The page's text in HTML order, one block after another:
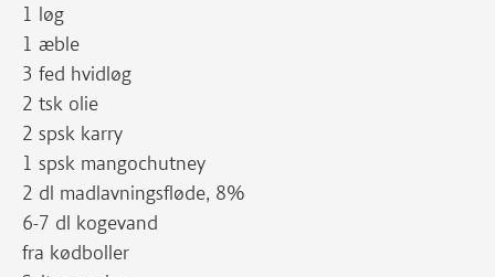
1 løg
1 æble
3 fed hvidløg
2 tsk olie
2 spsk karry
1 spsk mangochutney
2 dl madlavningsfløde, 8%
6-7 dl kogevand
fra kødboller